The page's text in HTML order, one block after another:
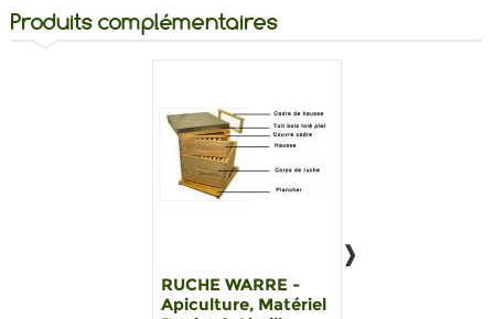
Produits complémentaires
RUCHE WARRE -
Apiculture, Matériel